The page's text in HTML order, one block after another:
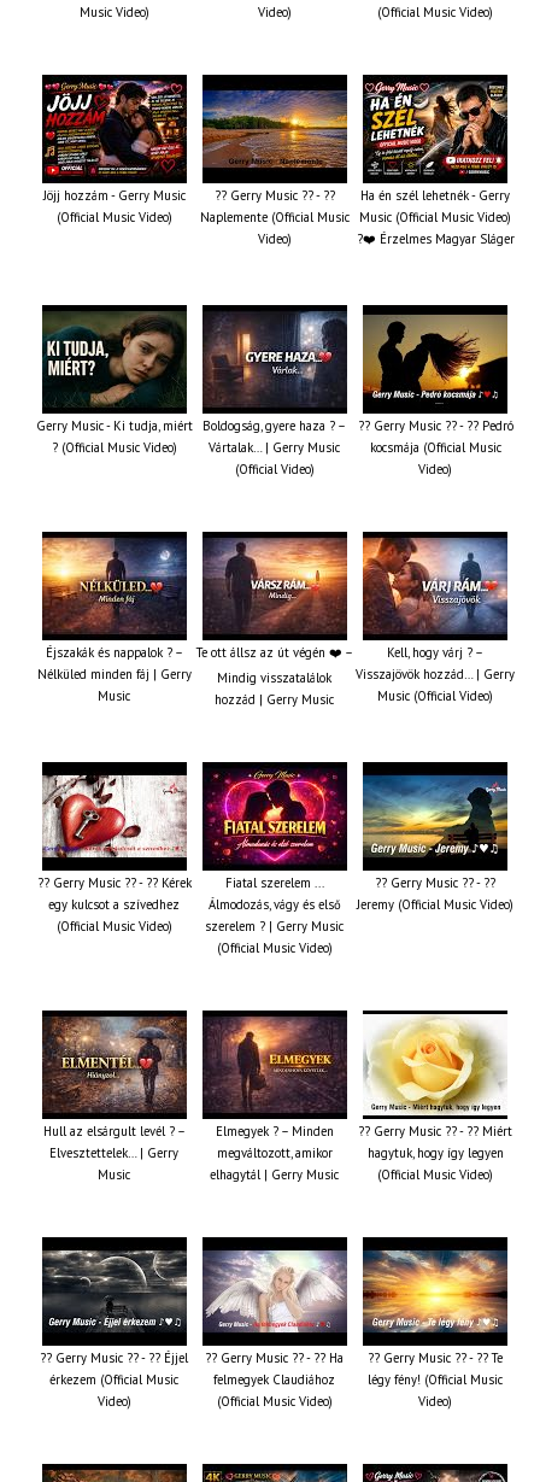
Music Video)
Video)
(Official Music Video)
Jöjj hozzám - Gerry Music
(Official Music Video)
?? Gerry Music ?? - ??
Naplemente (Official Music
Video)
Ha én szél lehetnék - Gerry
Music (Official Music Video)
?️❤️ Érzelmes Magyar Sláger
Gerry Music - Ki tudja, miért
? (Official Music Video)
Boldogság, gyere haza ? –
Vártalak… | Gerry Music
(Official Video)
?? Gerry Music ?? - ?? Pedró
kocsmája (Official Music
Video)
Éjszakák és nappalok ? –
Nélküled minden fáj | Gerry
Music
Te ott állsz az út végén ❤️ –
Mindig visszatalálok
hozzád | Gerry Music
Kell, hogy várj ? –
Visszajövök hozzád… | Gerry
Music (Official Video)
?? Gerry Music ?? - ?? Kérek
egy kulcsot a szívedhez
(Official Music Video)
Fiatal szerelem ...
Álmodozás, vágy és első
szerelem ? | Gerry Music
(Official Music Video)
?? Gerry Music ?? - ??
Jeremy (Official Music Video)
Hull az elsárgult levél ? –
Elvesztettelek… | Gerry
Music
Elmegyek ? – Minden
megváltozott, amikor
elhagytál | Gerry Music
?? Gerry Music ?? - ?? Miért
hagytuk, hogy így legyen
(Official Music Video)
?? Gerry Music ?? - ?? Éjjel
érkezem (Official Music
Video)
?? Gerry Music ?? - ?? Ha
felmegyek Claudiához
(Official Music Video)
?? Gerry Music ?? - ?? Te
légy fény! (Official Music
Video)